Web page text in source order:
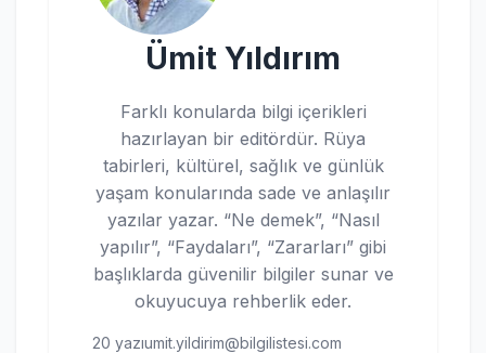
Ümit Yıldırım
Farklı konularda bilgi içerikleri
hazırlayan bir editördür. Rüya
tabirleri, kültürel, sağlık ve günlük
yaşam konularında sade ve anlaşılır
yazılar yazar. “Ne demek”, “Nasıl
yapılır”, “Faydaları”, “Zararları” gibi
başlıklarda güvenilir bilgiler sunar ve
okuyucuya rehberlik eder.
20 yazıumit.yildirim@bilgilistesi.com